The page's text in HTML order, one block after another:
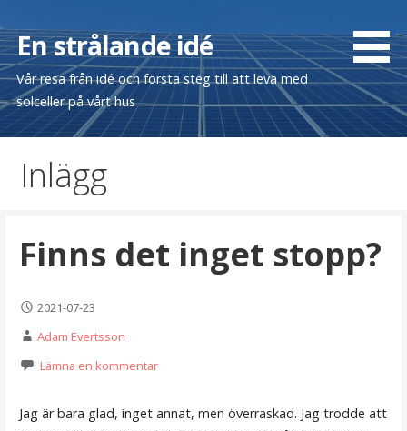
till
innehåll
En strålande idé
Vår resa från idé och första steg till att leva med
solceller på vårt hus
Inlägg
Finns det inget stopp?
2021-07-23
Adam Evertsson
Lämna en kommentar
Jag är bara glad, inget annat, men överraskad. Jag trodde att